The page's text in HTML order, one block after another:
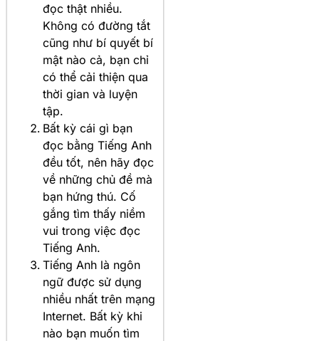
đọc thật nhiều.
Không có đường tắt
cũng như bí quyết bí
mật nào cả, bạn chỉ
có thể cải thiện qua
thời gian và luyện
tập.
Bất kỳ cái gì bạn
đọc bằng Tiếng Anh
đều tốt, nên hãy đọc
về những chủ đề mà
bạn hứng thú. Cố
gắng tìm thấy niềm
vui trong việc đọc
Tiếng Anh.
Tiếng Anh là ngôn
ngữ được sử dụng
nhiều nhất trên mạng
Internet. Bất kỳ khi
nào bạn muốn tìm